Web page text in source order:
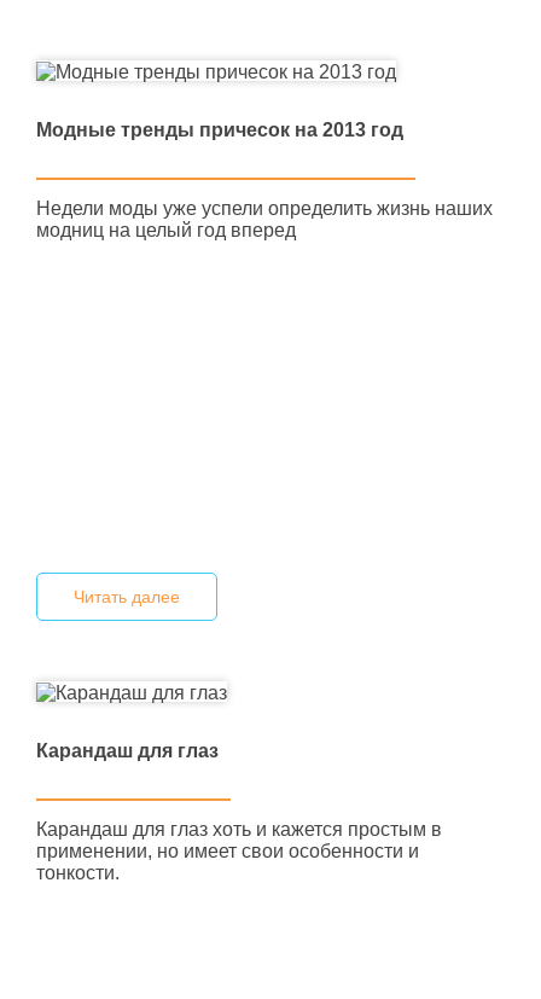
Модные тренды причесок на 2013 год
Недели моды уже успели определить жизнь наших
модниц на целый год вперед
Читать далее
Карандаш для глаз
Карандаш для глаз хоть и кажется простым в
применении, но имеет свои особенности и
тонкости.